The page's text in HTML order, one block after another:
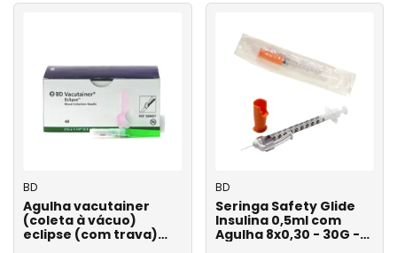
BD
Agulha vacutainer
(coleta à vácuo)
eclipse (com trava)
BD
Seringa Safety Glide
Insulina 0,5ml com
Agulha 8x0,30 - 30G -